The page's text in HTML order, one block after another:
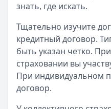
знать, где искать.
Тщательно изучите
кредитный договор.
быть указан четко.
страховании вы
При индивидуальном
договор.